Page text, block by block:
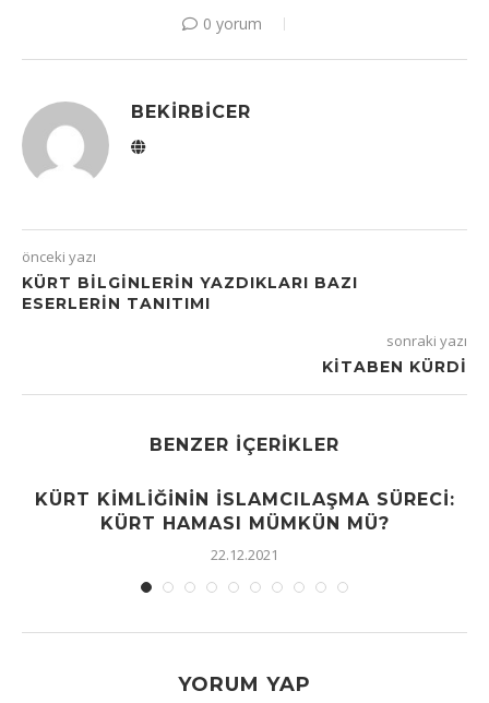
0 yorum
BEKIRBICER
önceki yazı
KÜRT BILGINLERIN YAZDIKLARI BAZI
ESERLERIN TANITIMI
sonraki yazı
KITABEN KÜRDI
BENZER İÇERIKLER
KÜRT KIMLIĞININ İSLAMCILAŞMA SÜRECI:
KÜRT HAMASI MÜMKÜN MÜ?
22.12.2021
YORUM YAP